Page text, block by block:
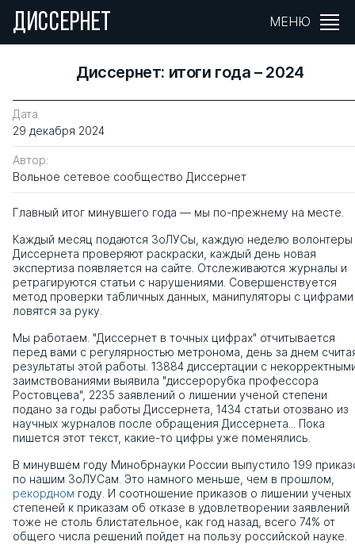
ДИССЕРНЕТ МЕНЮ
Диссернет: итоги года – 2024
Дата
29 декабря 2024
Автор:
Вольное сетевое сообщество Диссернет
Главный итог минувшего года — мы по-прежнему на месте.
Каждый месяц подаются ЗоЛУСы, каждую неделю волонтеры
Диссернета проверяют раскраски, каждый день новая
экспертиза появляется на сайте. Отслеживаются журналы и
ретрагируются статьи с нарушениями. Совершенствуется
метод проверки табличных данных, манипуляторы с цифрами
ловятся за руку.
Мы работаем. "Диссернет в точных цифрах" отчитывается
перед вами с регулярностью метронома, день за днем
результаты этой работы. 13884 диссертации с
заимствованиями выявила "диссерорубка профессора
Ростовцева", 2235 заявлений о лишении ученой степени
подано за годы работы Диссернета, 1434 статьи отозвано из
научных журналов после обращения Диссернета... Пока
пишется этот текст, какие-то цифры уже поменялись.
В минувшем году Минобрнауки России выпустило 199
по нашим ЗоЛУСам. Это намного меньше, чем в прошлом,
рекордном году. И соотношение приказов о лишении ученых
степеней к приказам об отказе в удовлетворении заявлений
тоже не столь блистательное, как год назад, всего 74% от
общего числа решений пойдет на пользу российской науке.